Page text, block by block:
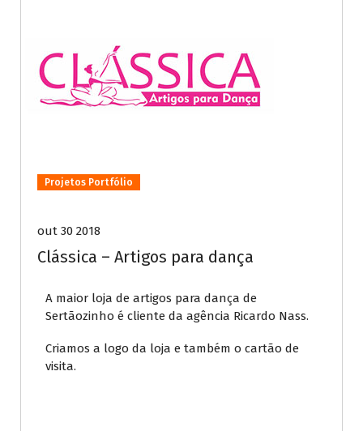
Projetos Portfólio
out 30 2018
Clássica – Artigos para dança
A maior loja de artigos para dança de
Sertãozinho é cliente da agência Ricardo Nass.
Criamos a logo da loja e também o cartão de
visita.